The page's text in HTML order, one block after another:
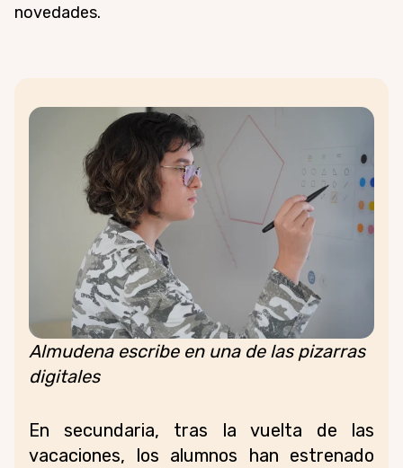
novedades.
Almudena escribe en una de las pizarras
digitales
En secundaria, tras la vuelta de las
vacaciones, los alumnos han estrenado